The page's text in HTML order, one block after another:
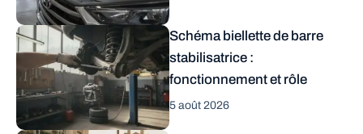
Schéma biellette de barre
stabilisatrice :
fonctionnement et rôle
5 août 2026